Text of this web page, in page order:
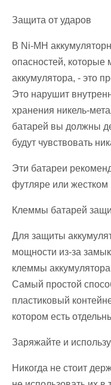
Защита от ударов
В Ni-MH
опасностей, которые
аккумулятора, - это
Это нарушит
хранения никель-
батарей вы должны
будут чувствовать
Эти батареи
футляре или жестком
Клеммы батарей
Для защиты
мощности из-за
клеммы
Самый простой
пластиковый
котором есть
Заряжайте и
Никогда не стоит